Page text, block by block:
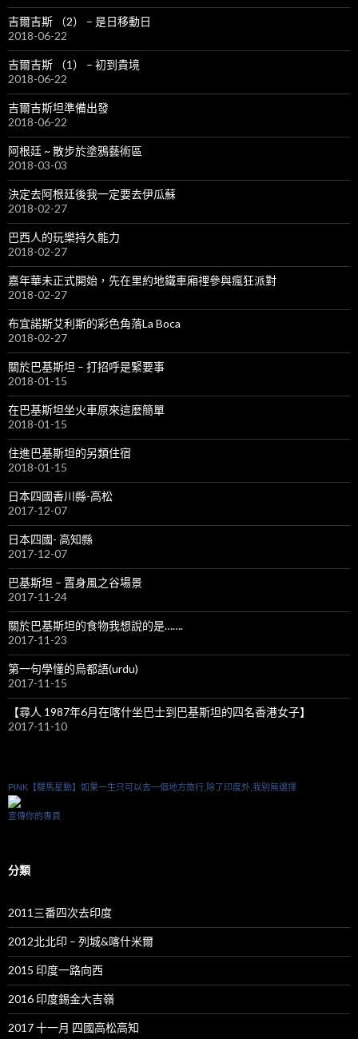
吉爾吉斯 （2） – 是日移動日
2018-06-22
吉爾吉斯 （1） – 初到貴境
2018-06-22
吉爾吉斯坦準備出發
2018-06-22
阿根廷 ~ 散步於塗鴉藝術區
2018-03-03
決定去阿根廷後我一定要去伊瓜蘇
2018-02-27
巴西人的玩樂持久能力
2018-02-27
嘉年華未正式開始，先在里約地鐵車廂𥚃參與瘋狂派對
2018-02-27
布宜諾斯艾利斯的彩色角落La Boca
2018-02-27
關於巴基斯坦 – 打招呼是緊要事
2018-01-15
在巴基斯坦坐火車原來這麼簡單
2018-01-15
住進巴基斯坦的另類住宿
2018-01-15
日本四國香川縣-高松
2017-12-07
日本四國- 高知縣
2017-12-07
巴基斯坦 – 置身風之谷場景
2017-11-24
關於巴基斯坦的食物我想說的是…….
2017-11-23
第一句學懂的烏都語(urdu)
2017-11-15
【尋人 1987年6月在喀什坐巴士到巴基斯坦的四名香港女子】
2017-11-10
PINK【驛馬星動】如果一生只可以去一個地方旅行,除了印度外,我別無選擇
宣傳你的專頁
分類
2011三番四次去印度
2012北北印 – 列城&喀什米爾
2015 印度一路向西
2016 印度錫金大吉嶺
2017 十一月 四國高松高知